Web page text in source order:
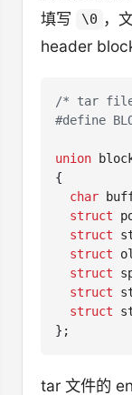
填写
\0 ，
header
/* tar
union
{
char
struct
struct
struct
struct
struct
struct
};
tar 文件的